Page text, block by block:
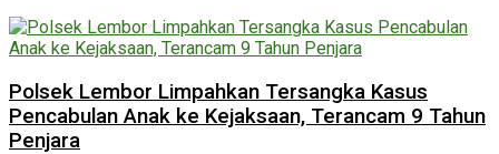
Polsek Lembor Limpahkan Tersangka Kasus
Pencabulan Anak ke Kejaksaan, Terancam 9 Tahun
Penjara